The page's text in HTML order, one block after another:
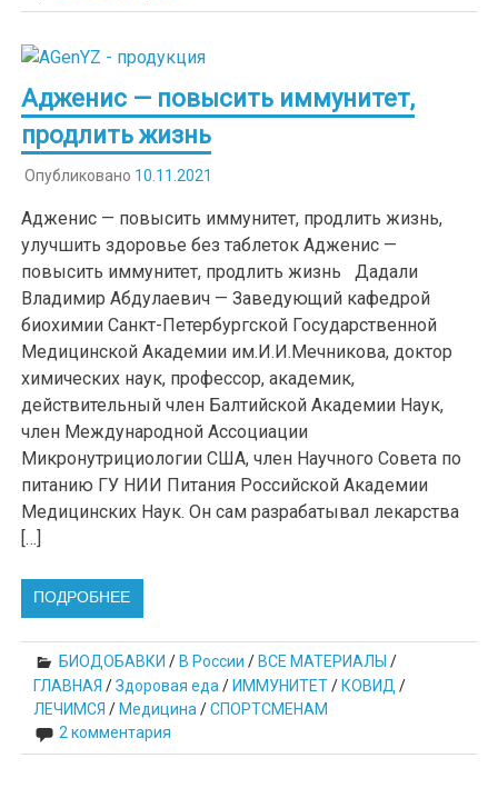
Адженис — повысить иммунитет,
продлить жизнь
Опубликовано 10.11.2021
Адженис — повысить иммунитет, продлить жизнь,
улучшить здоровье без таблеток Адженис —
повысить иммунитет, продлить жизнь Дадали
Владимир Абдулаевич — Заведующий кафедрой
биохимии Санкт-Петербургской Государственной
Медицинской Академии им.И.И.Мечникова, доктор
химических наук, профессор, академик,
действительный член Балтийской Академии Наук,
член Международной Ассоциации
Микронутрициологии США, член Научного Совета по
питанию ГУ НИИ Питания Российской Академии
Медицинских Наук. Он сам разрабатывал лекарства
[…]
ПОДРОБНЕЕ
БИОДОБАВКИ / В России / ВСЕ МАТЕРИАЛЫ /
ГЛАВНАЯ /Здоровая еда / ИММУНИТЕТ/ КОВИД /
ЛЕЧИМСЯ / Медицина /СПОРТСМЕНАМ
2 комментария